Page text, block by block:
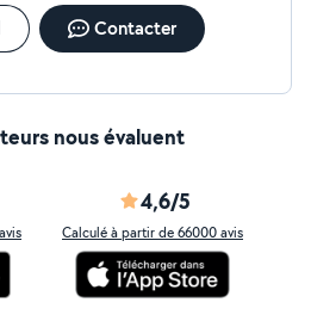
Contacter
nous évaluent
4,6/5
Calculé à partir de 66000 avis